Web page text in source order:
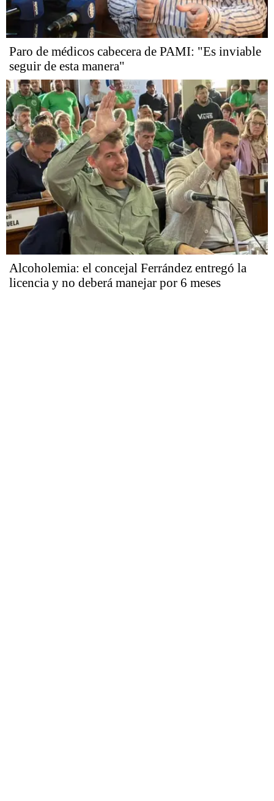
Paro de médicos cabecera de PAMI: "Es inviable
seguir de esta manera"
Alcoholemia: el concejal Ferrández entregó la
licencia y no deberá manejar por 6 meses